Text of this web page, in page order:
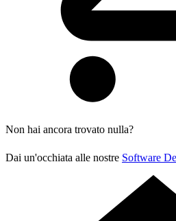
Non hai ancora trovato nulla?
Dai un'occhiata alle nostre Software